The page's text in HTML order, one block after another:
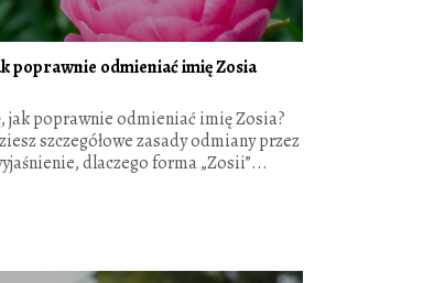
poprawnie odmieniać imię Zosia
jak poprawnie odmieniać imię Zosia?
szczegółowe zasady odmiany przez
dlaczego forma „Zosii”...